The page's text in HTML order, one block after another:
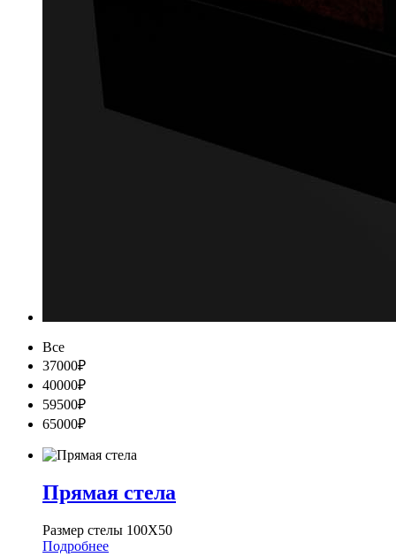
Все
37000₽
40000₽
59500₽
65000₽
Прямая стела
Размер стелы 100Х50
Подробнее